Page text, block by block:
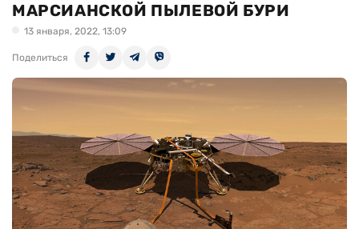
МАРСИАНСКОЙ ПЫЛЕВОЙ БУРИ
13 января, 2022, 13:09
Поделиться